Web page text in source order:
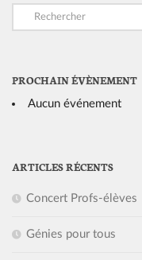
PROCHAIN ÉVÈNEMENT
Aucun événement
ARTICLES RÉCENTS
Concert Profs-élèves
Génies pour tous